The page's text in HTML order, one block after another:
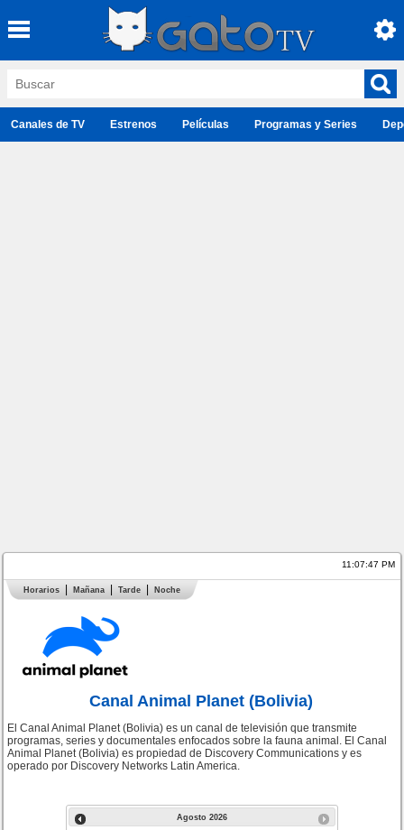
Canales de TV Estrenos Películas Programas y Series
11:07:47 PM
Horarios Mañana Tarde Noche
Canal Animal Planet (Bolivia)
El Canal Animal Planet (Bolivia) es un canal de televisión que transmite
programas, series y documentales enfocados sobre la fauna animal. El Canal
Animal Planet (Bolivia) es propiedad de Discovery Communications y es
operado por Discovery Networks Latin America.
Agosto 2026